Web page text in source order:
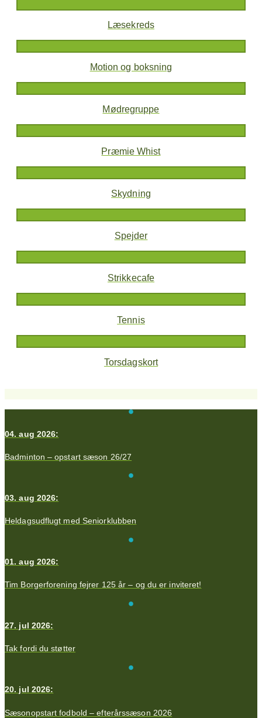
Læsekreds
Motion og boksning
Mødregruppe
Præmie Whist
Skydning
Spejder
Strikkecafe
Tennis
Torsdagskort
04. aug 2026:
Badminton – opstart sæson 26/27
03. aug 2026:
Heldagsudflugt med Seniorklubben
01. aug 2026:
Tim Borgerforening fejrer 125 år – og du er inviteret!
27. jul 2026:
Tak fordi du støtter
20. jul 2026:
Sæsonopstart fodbold – efterårssæson 2026